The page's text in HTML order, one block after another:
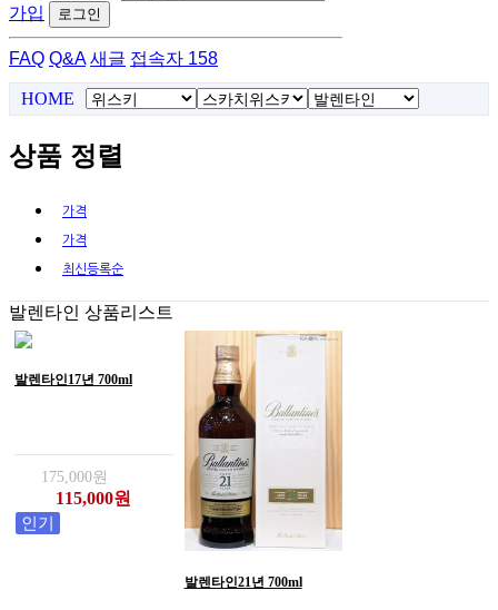
가입
로그인
FAQ Q&A 새글 접속자 158
HOME
상품 정렬
가격
가격
최신등록순
발렌타인 상품리스트
발렌타인17년 700ml
175,000원
115,000원
인기
발렌타인21년 700ml